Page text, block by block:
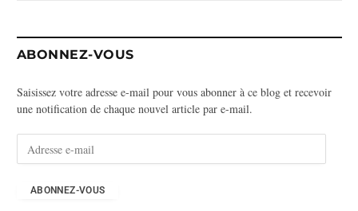
ABONNEZ-VOUS
Saisissez votre adresse e-mail pour vous abonner à ce blog et recevoir
une notification de chaque nouvel article par e-mail.
ABONNEZ-VOUS